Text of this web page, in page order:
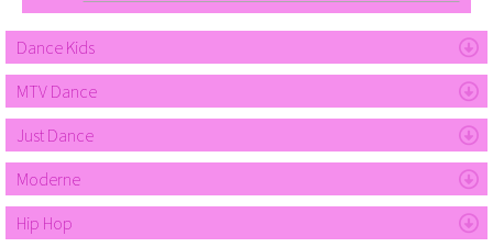
Dance Kids
MTV Dance
Just Dance
Moderne
Hip Hop